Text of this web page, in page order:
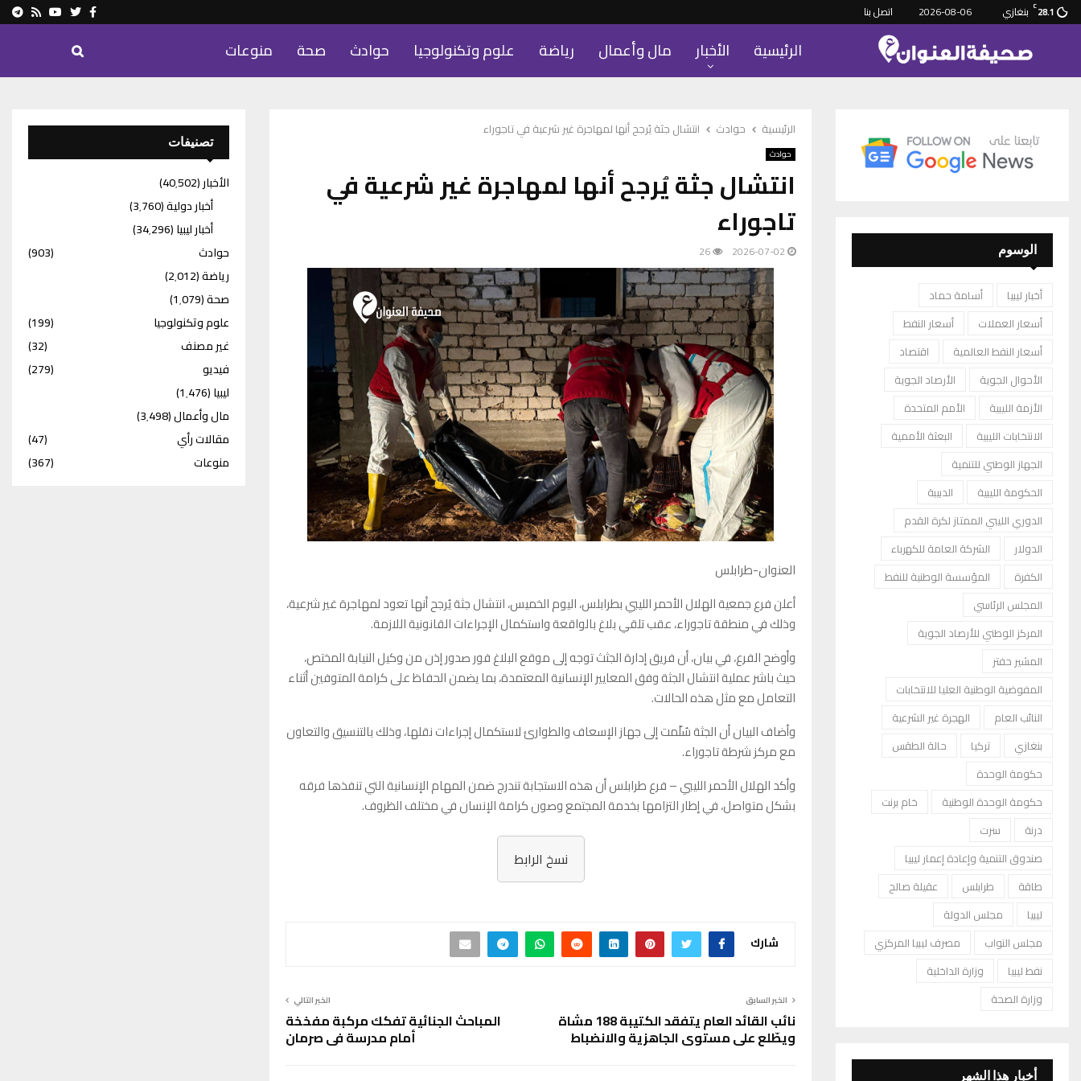
28.1
C بنغازي 2026-08-06 اتصل بنا Facebook
Twitter
Youtube
Rss
الرئيسية الأخبار مال وأعمال رياضة علوم وتكنولوجيا حوادث صحة منوعات
الرئيسية حوادث انتشال جثة يُرجح أنها لمهاجرة غير شرعية في تاجوراء
حوادث
انتشال جثة يُرجح أنها لمهاجرة غير شرعية في
تاجوراء
2026-07-02
26
العنوان-طرابلس
أعلن فرع جمعية الهلال الأحمر الليبي بطرابلس، اليوم الخميس، انتشال جثة يُرجح أنها تعود لمهاجرة غير شرعية،
وذلك في منطقة تاجوراء، عقب تلقي بلاغ بالواقعة واستكمال الإجراءات القانونية اللازمة.
وأوضح الفرع، في بيان، أن فريق إدارة الجثث توجه إلى موقع البلاغ فور صدور إذن من وكيل النيابة المختص،
حيث باشر عملية انتشال الجثة وفق المعايير الإنسانية المعتمدة، بما يضمن الحفاظ على كرامة المتوفين أثناء
التعامل مع مثل هذه الحالات.
وأضاف البيان أن الجثة سُلّمت إلى جهاز الإسعاف والطوارئ لاستكمال إجراءات نقلها، وذلك بالتنسيق والتعاون
مع مركز شرطة تاجوراء.
وأكد الهلال الأحمر الليبي – فرع طرابلس أن هذه الاستجابة تندرج ضمن المهام الإنسانية التي تنفذها فرقه
بشكل متواصل، في إطار التزامها بخدمة المجتمع وصون كرامة الإنسان في مختلف الظروف.
نسخ الرابط
شارك
الخبر السابق
نائب القائد العام يتفقد الكتيبة 188 مشاة
ويطّلع على مستوى الجاهزية والانضباط
الخبر التالي
المباحث الجنائية تفكك مركبة مفخخة
أمام مدرسة في صرمان
الوسوم
أخبار ليبيا
أسامة حماد
أسعار العملات
أسعار النفط
أسعار النفط العالمية
اقتصاد
الأحوال الجوية
الأرصاد الجوية
الأزمة الليبية
الأمم المتحدة
الانتخابات الليبية
البعثة الأممية
الجهاز الوطني للتنمية
الحكومة الليبية
الدبيبة
الدوري الليبي الممتاز لكرة القدم
الدولار
الشركة العامة للكهرباء
الكفرة
المؤسسة الوطنية للنفط
المجلس الرئاسي
المركز الوطني للأرصاد الجوية
المشير حفتر
المفوضية الوطنية العليا للانتخابات
النائب العام
الهجرة غير الشرعية
بنغازي
تركيا
حالة الطقس
حكومة الوحدة
حكومة الوحدة الوطنية
خام برنت
درنة
سرت
صندوق التنمية وإعادة إعمار ليبيا
طاقة
طرابلس
عقيلة صالح
ليبيا
مجلس الدولة
مجلس النواب
مصرف ليبيا المركزي
نفط ليبيا
وزارة الداخلية
وزارة الصحة
أخبار هذا الشهر
تصنيفات
الأخبار(40٬502)
أخبار دولية(3٬760)
أخبار ليبيا(34٬296)
حوادث
(903)
رياضة(2٬012)
صحة(1٬079)
علوم وتكنولوجيا
(199)
غير مصنف
(32)
فيديو
(279)
ليبيا(1٬476)
مال وأعمال(3٬498)
مقالات رأي
(47)
منوعات
(367)